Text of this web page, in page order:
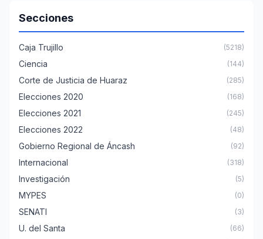
Secciones
Caja Trujillo (5218)
Ciencia (144)
Corte de Justicia de Huaraz (285)
Elecciones 2020 (168)
Elecciones 2021 (245)
Elecciones 2022 (48)
Gobierno Regional de Áncash (92)
Internacional (318)
Investigación (5)
MYPES (0)
SENATI (3)
U. del Santa (66)